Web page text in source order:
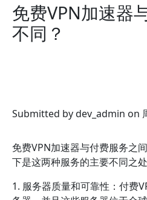
免费VPN加速器
不同？
Submitted bydev_admin on
免费VPN加速器与付费服务之
下是这两种服务的主要不同之处
1. 服务器质量和可靠性：付费